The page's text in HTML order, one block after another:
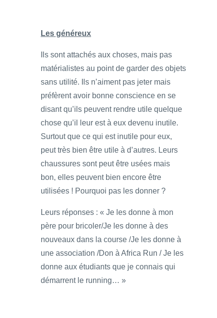
Les généreux
Ils sont attachés aux choses, mais pas
matérialistes au point de garder des objets
sans utilité. Ils n’aiment pas jeter mais
préfèrent avoir bonne conscience en se
disant qu’ils peuvent rendre utile quelque
chose qu’il leur est à eux devenu inutile.
Surtout que ce qui est inutile pour eux,
peut très bien être utile à d’autres. Leurs
chaussures sont peut être usées mais
bon, elles peuvent bien encore être
utilisées ! Pourquoi pas les donner ?
Leurs réponses : « Je les donne à mon
père pour bricoler/Je les donne à des
nouveaux dans la course /Je les donne à
une association /Don à Africa Run / Je les
donne aux étudiants que je connais qui
démarrent le running… »